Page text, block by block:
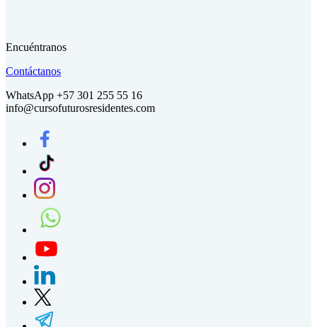
Encuéntranos
Contáctanos
WhatsApp +57 301 255 55 16
info@cursofuturosresidentes.com